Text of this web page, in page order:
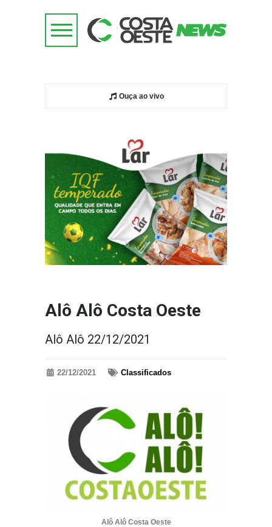
Ouça ao vivo
Alô Alô Costa Oeste
Alô Alô 22/12/2021
22/12/2021 Classificados
Alô Alô Costa Oeste